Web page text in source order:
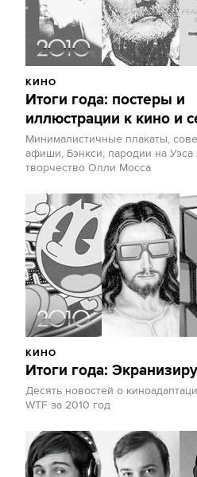
КИНО
Итоги года: постеры и
иллюстрации к кино и
Минималистичные плакаты,
афиши, Бэнкси, пародии на Уэса
творчество Олли Мосса
КИНО
Итоги года:
Десять новостей о
WTF за 2010 год